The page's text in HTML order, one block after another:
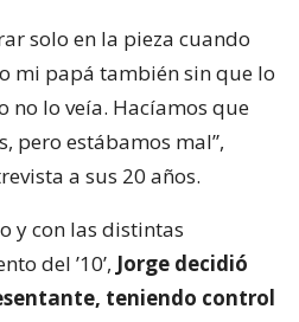
solo en la pieza cuando
mi papá también sin que lo
no lo veía. Hacíamos que
pero estábamos mal”,
a sus 20 años.
y con las distintas
del ’10’, Jorge decidió
teniendo control